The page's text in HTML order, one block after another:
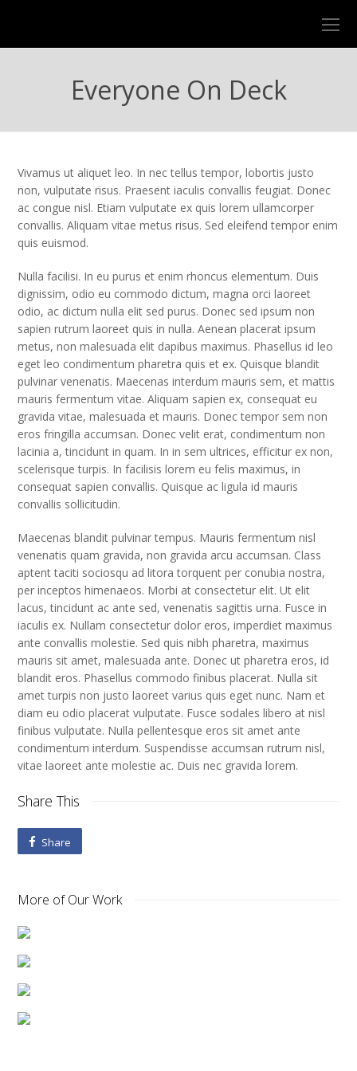
Everyone On Deck
Vivamus ut aliquet leo. In nec tellus tempor, lobortis justo
non, vulputate risus. Praesent iaculis convallis feugiat. Donec
ac congue nisl. Etiam vulputate ex quis lorem ullamcorper
convallis. Aliquam vitae metus risus. Sed eleifend tempor enim
quis euismod.
Nulla facilisi. In eu purus et enim rhoncus elementum. Duis
dignissim, odio eu commodo dictum, magna orci laoreet
odio, ac dictum nulla elit sed purus. Donec sed ipsum non
sapien rutrum laoreet quis in nulla. Aenean placerat ipsum
metus, non malesuada elit dapibus maximus. Phasellus id leo
eget leo condimentum pharetra quis et ex. Quisque blandit
pulvinar venenatis. Maecenas interdum mauris sem, et mattis
mauris fermentum vitae. Aliquam sapien ex, consequat eu
gravida vitae, malesuada et mauris. Donec tempor sem non
eros fringilla accumsan. Donec velit erat, condimentum non
lacinia a, tincidunt in quam. In in sem ultrices, efficitur ex non,
scelerisque turpis. In facilisis lorem eu felis maximus, in
consequat sapien convallis. Quisque ac ligula id mauris
convallis sollicitudin.
Maecenas blandit pulvinar tempus. Mauris fermentum nisl
venenatis quam gravida, non gravida arcu accumsan. Class
aptent taciti sociosqu ad litora torquent per conubia nostra,
per inceptos himenaeos. Morbi at consectetur elit. Ut elit
lacus, tincidunt ac ante sed, venenatis sagittis urna. Fusce in
iaculis ex. Nullam consectetur dolor eros, imperdiet maximus
ante convallis molestie. Sed quis nibh pharetra, maximus
mauris sit amet, malesuada ante. Donec ut pharetra eros, id
blandit eros. Phasellus commodo finibus placerat. Nulla sit
amet turpis non justo laoreet varius quis eget nunc. Nam et
diam eu odio placerat vulputate. Fusce sodales libero at nisl
finibus vulputate. Nulla pellentesque eros sit amet ante
condimentum interdum. Suspendisse accumsan rutrum nisl,
vitae laoreet ante molestie ac. Duis nec gravida lorem.
Share This
Share
More of Our Work